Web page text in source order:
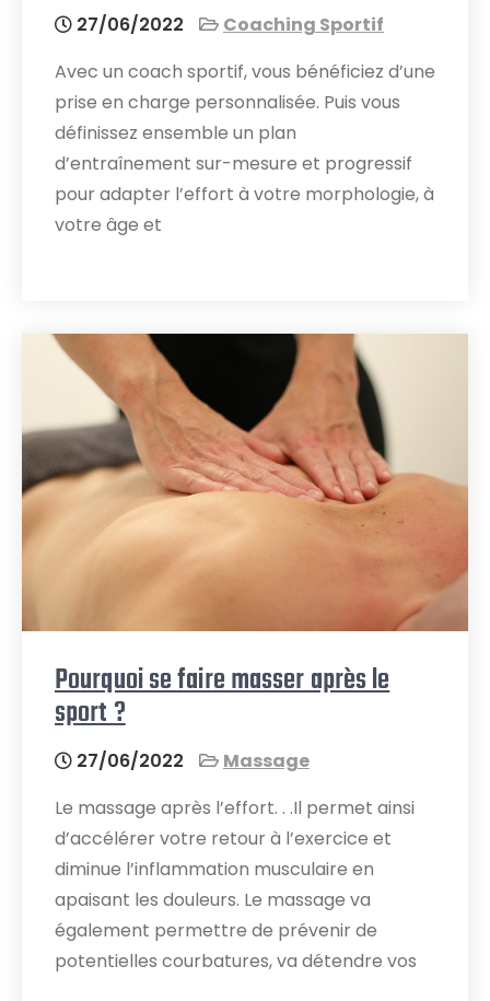
27/06/2022
Coaching Sportif
Avec un coach sportif, vous bénéficiez d’une
prise en charge personnalisée. Puis vous
définissez ensemble un plan
d’entraînement sur-mesure et progressif
pour adapter l’effort à votre morphologie, à
votre âge et
Pourquoi se faire masser après le
sport ?
27/06/2022
Massage
Le massage après l’effort. . .Il permet ainsi
d’accélérer votre retour à l’exercice et
diminue l’inflammation musculaire en
apaisant les douleurs. Le massage va
également permettre de prévenir de
potentielles courbatures, va détendre vos